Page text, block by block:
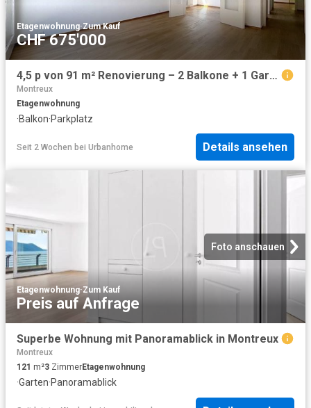
Etagenwohnung·Zum Kauf
CHF 675'000
4,5 p von 91 m² Renovierung – 2 Balkone + 1 Garagenbox
Montreux
Etagenwohnung
·Balkon·Parkplatz
Seit 2 Wochen bei Urbanhome Details ansehen
Foto anschauen
Etagenwohnung·Zum Kauf
Preis auf Anfrage
Superbe Wohnung mit Panoramablick in Montreux
Montreux
121 m²3 ZimmerEtagenwohnung
·Garten·Panoramablick